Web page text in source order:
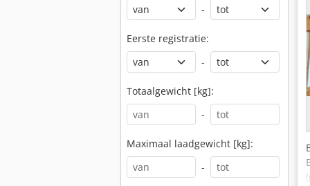
-
Eerste registratie:
-
Totaalgewicht [kg]:
-
Maximaal laadgewicht [kg]:
-